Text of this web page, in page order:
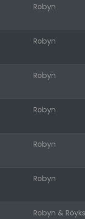
Robyn
Robyn
Robyn
Robyn
Robyn
Robyn
Robyn &